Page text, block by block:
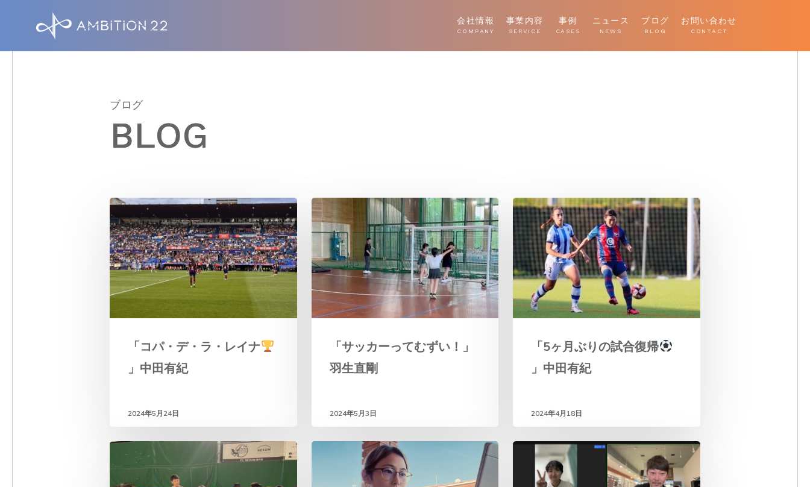
会社情報
COMPANY
事業内容
SERVICE
事例
CASES
ニュース
NEWS
ブログ
BLOG
お問い合わせ
CONTACT
ブログ
BLOG
「コパ・デ・ラ・レイナ
」中田有紀
2024年5月24日
「サッカーってむずい！」
羽生直剛
2024年5月3日
「5ヶ月ぶりの試合復帰
」中田有紀
2024年4月18日